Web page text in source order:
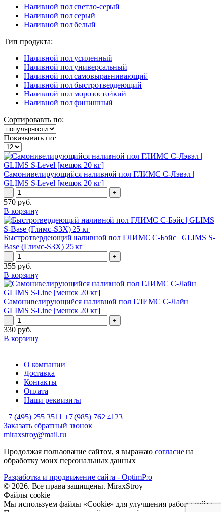
Наливной пол светло-серый
Наливной пол серый
Наливной пол белый
Тип продукта:
Наливной пол усиленный
Наливной пол универсальный
Наливной пол самовыравнивающий
Наливной пол быстротвердеющий
Наливной пол морозостойкий
Наливной пол финишный
Сортировавть по:
Показывать по:
Самонивелирующийся наливной пол ГЛИМС С-Лэвэл |
GLIMS S-Level [мешок 20 кг]
- +
570 руб.
В корзину
Быстротвердеющий наливной пол ГЛИМС С-Бэйс | GLIMS S-
Base (Глимс-S3X) 25 кг
- +
355 руб.
В корзину
Самонивелирующийся наливной пол ГЛИМС С-Лайн |
GLIMS S-Line [мешок 20 кг]
- +
330 руб.
В корзину
О компании
Доставка
Контакты
Оплата
Наши реквизиты
+7 (495) 255 3511 +7 (985) 762 4123
Заказать обратный звонок
miraxstroy@mail.ru
Продолжая пользование сайтом, я выражаю согласие на
обработку моих персональных данных
Разработка и продвижение сайта - OptimPro
© 2026. Все права защищены. MiraxStroy
Файлы cookie
Мы используем файлы «Cookie» для улучшения работы сайта.